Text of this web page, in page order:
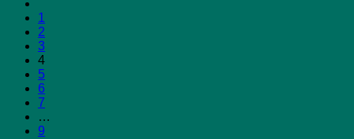
1
2
3
4
5
6
7
…
9